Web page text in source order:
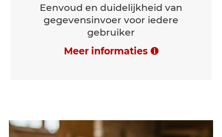
Eenvoud en duidelijkheid van
gegevensinvoer voor iedere
gebruiker
Meer informaties